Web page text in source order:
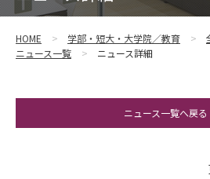
HOME 学部・短大・大学院／教育
ニュース一覧
ニュース詳細
ニュース一覧へ戻る